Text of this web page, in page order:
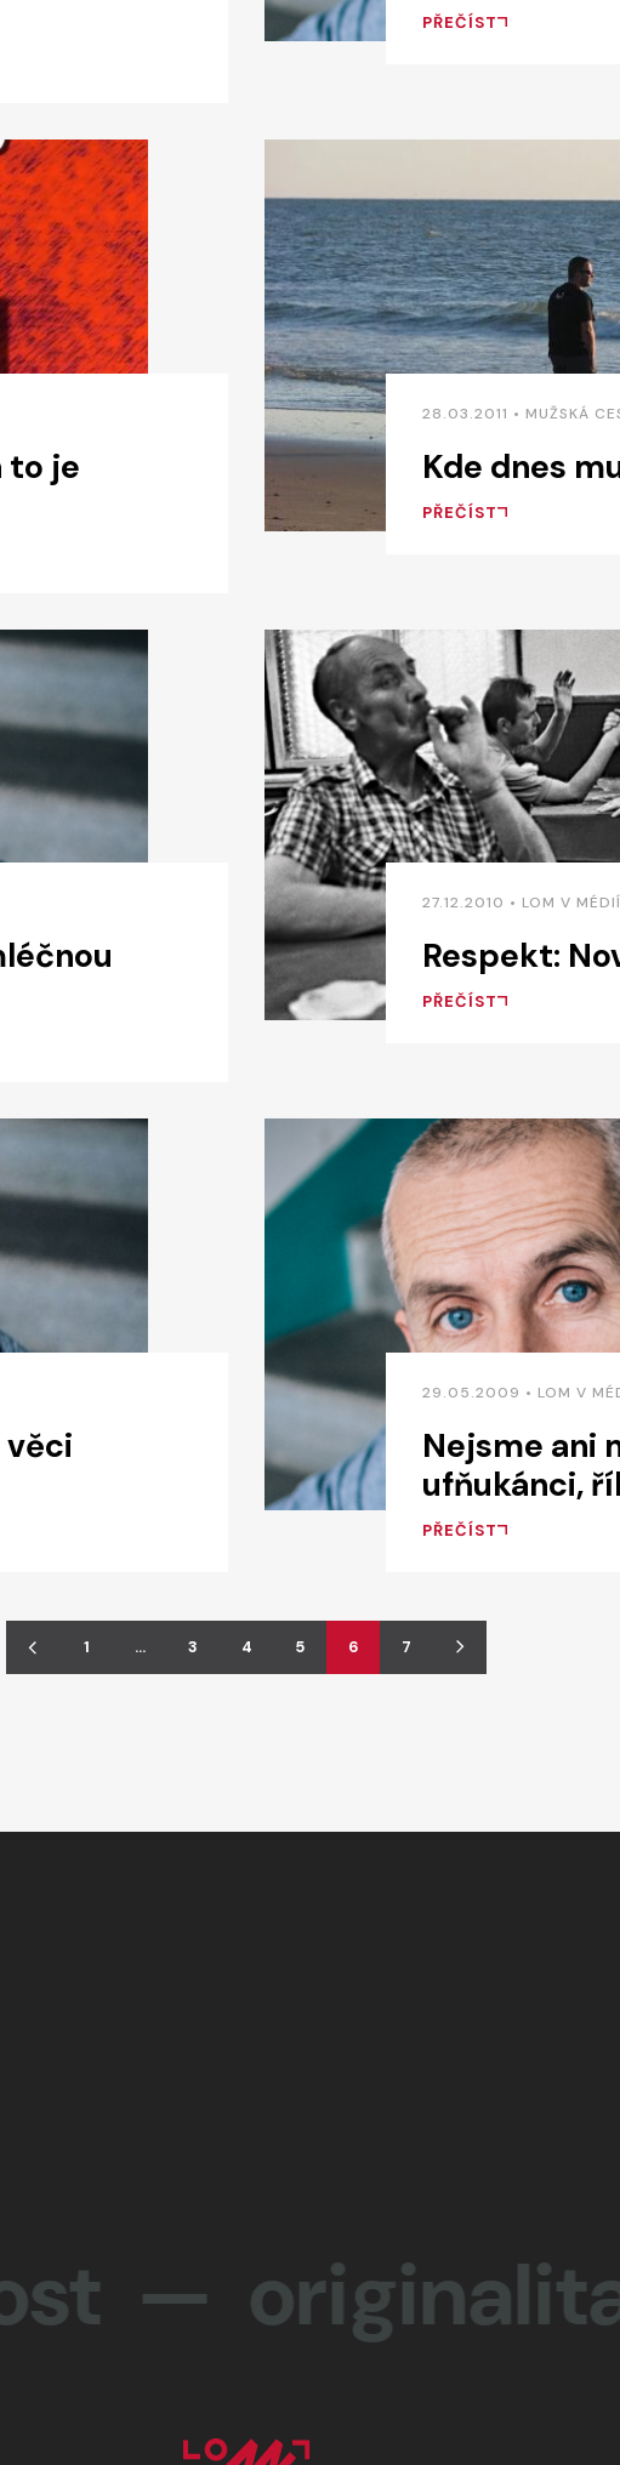
PŘEČÍST
to je
28.03.2011 • MUŽSKÁ
Kde dnes
PŘEČÍST
27.12.2010 • LOM V
Respekt:
PŘEČÍST
věci
29.05.2009 • LOM V
Nejsme ani
ufňukánci,
PŘEČÍST
1 … 3 4 5 6 7
— originalita